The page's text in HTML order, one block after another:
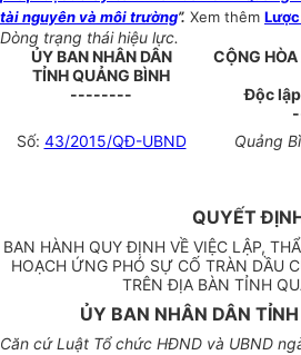
tài nguyên và môi trường”. Xem thêm
Dòng trạng thái hiệu lực.
ỦY BAN NHÂN DÂN
TỈNH QUẢNG BÌNH
--------
CỘNG
Độc
Số: 43/2015/QĐ-UBND
Quảng
QUYẾT
BAN HÀNH QUY ĐỊNH VỀ VIỆC LẬP,
HOẠCH ỨNG PHÓ SỰ CỐ TRÀN DẦU
TRÊN ĐỊA BÀN TỈNH
ỦY BAN NHÂN DÂN
Căn cứ Luật Tổ chức HĐND và UBND